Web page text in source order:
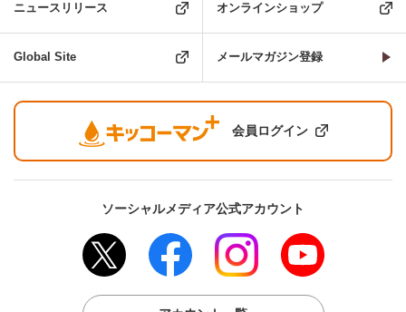
ニュースリリース オンラインショップ
Global Site メールマガジン登録
会員ログイン
ソーシャルメディア公式アカウント